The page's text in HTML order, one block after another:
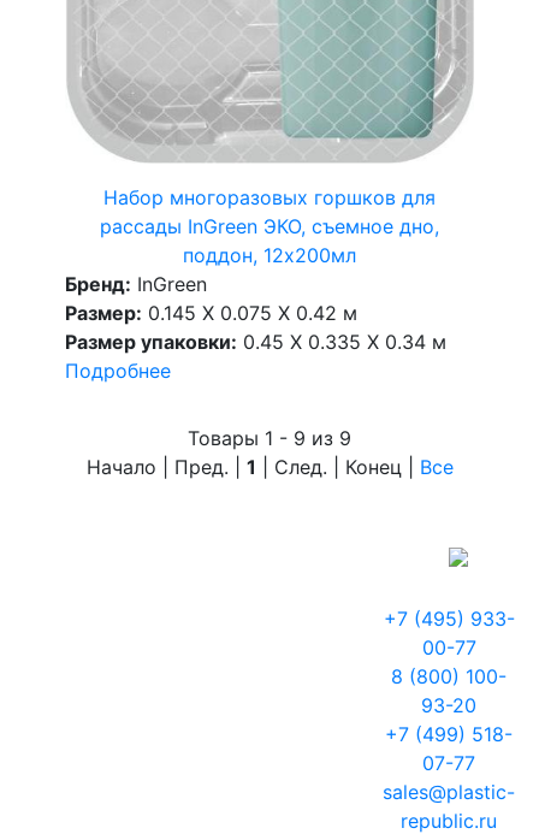
Набор многоразовых горшков для
рассады InGreen ЭКО, съемное дно,
поддон, 12х200мл
Бренд: InGreen
Размер: 0.145 X 0.075 X 0.42 м
Размер упаковки: 0.45 X 0.335 X 0.34 м
Подробнее
Товары 1 - 9 из 9
Начало | Пред. | 1 | След. | Конец Все
+7 (495) 933-
00-77
8 (800) 100-
93-20
+7 (499) 518-
07-77
sales@plastic-
republic.ru